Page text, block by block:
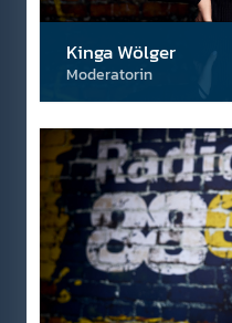
Kinga Wölger
Moderatorin